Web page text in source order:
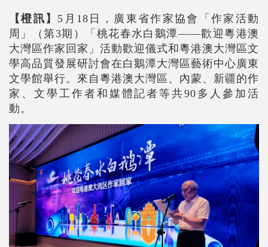
【橙訊】 5月18日，廣東省作家協會「作家活動
周」（第3期）「桃花春水白鵝潭——歡迎粵港澳
大灣區作家回家」活動歡迎儀式和粵港澳大灣區文
學高品質發展研討會在白鵝潭大灣區藝術中心廣東
文學館舉行。來自粵港澳大灣區、內蒙、新疆的作
家、文學工作者和媒體記者等共90多人參加活
動。